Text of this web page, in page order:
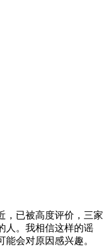
，已被高度评价，三家
人。我相信这样的谣
会对原因感兴趣。